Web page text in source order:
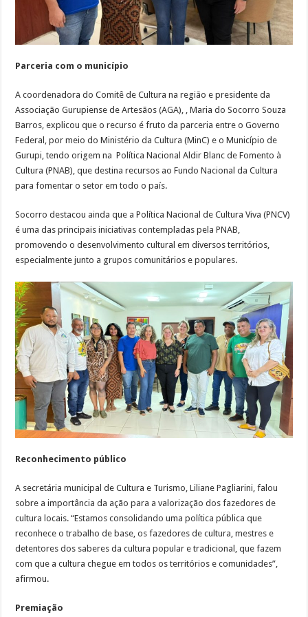
Parceria com o município
A coordenadora do Comitê de Cultura na região e presidente da
Associação Gurupiense de Artesãos (AGA), , Maria do Socorro Souza
Barros, explicou que o recurso é fruto da parceria entre o Governo
Federal, por meio do Ministério da Cultura (MinC) e o Município de
Gurupi, tendo origem na Política Nacional Aldir Blanc de Fomento à
Cultura (PNAB), que destina recursos ao Fundo Nacional da Cultura
para fomentar o setor em todo o país.
Socorro destacou ainda que a Política Nacional de Cultura Viva (PNCV)
é uma das principais iniciativas contempladas pela PNAB,
promovendo o desenvolvimento cultural em diversos territórios,
especialmente junto a grupos comunitários e populares.
Reconhecimento público
A secretária municipal de Cultura e Turismo, Liliane Pagliarini, falou
sobre a importância da ação para a valorização dos fazedores de
cultura locais. “Estamos consolidando uma política pública que
reconhece o trabalho de base, os fazedores de cultura, mestres e
detentores dos saberes da cultura popular e tradicional, que fazem
com que a cultura chegue em todos os territórios e comunidades”,
afirmou.
Premiação